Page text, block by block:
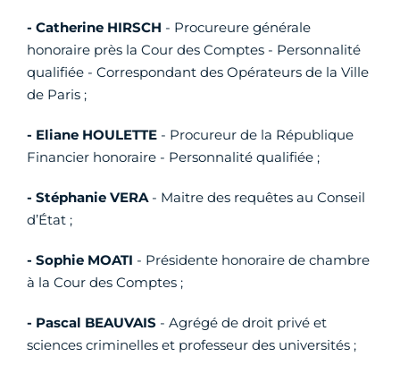
- Catherine HIRSCH - Procureure générale
honoraire près la Cour des Comptes - Personnalité
qualifiée - Correspondant des Opérateurs de la Ville
de Paris ;
- Eliane HOULETTE - Procureur de la République
Financier honoraire - Personnalité qualifiée ;
- Stéphanie VERA- Maitre des requêtes au Conseil
d’État ;
- Sophie MOATI - Présidente honoraire de chambre
à la Cour des Comptes ;
- Pascal BEAUVAIS - Agrégé de droit privé et
sciences criminelles et professeur des universités ;